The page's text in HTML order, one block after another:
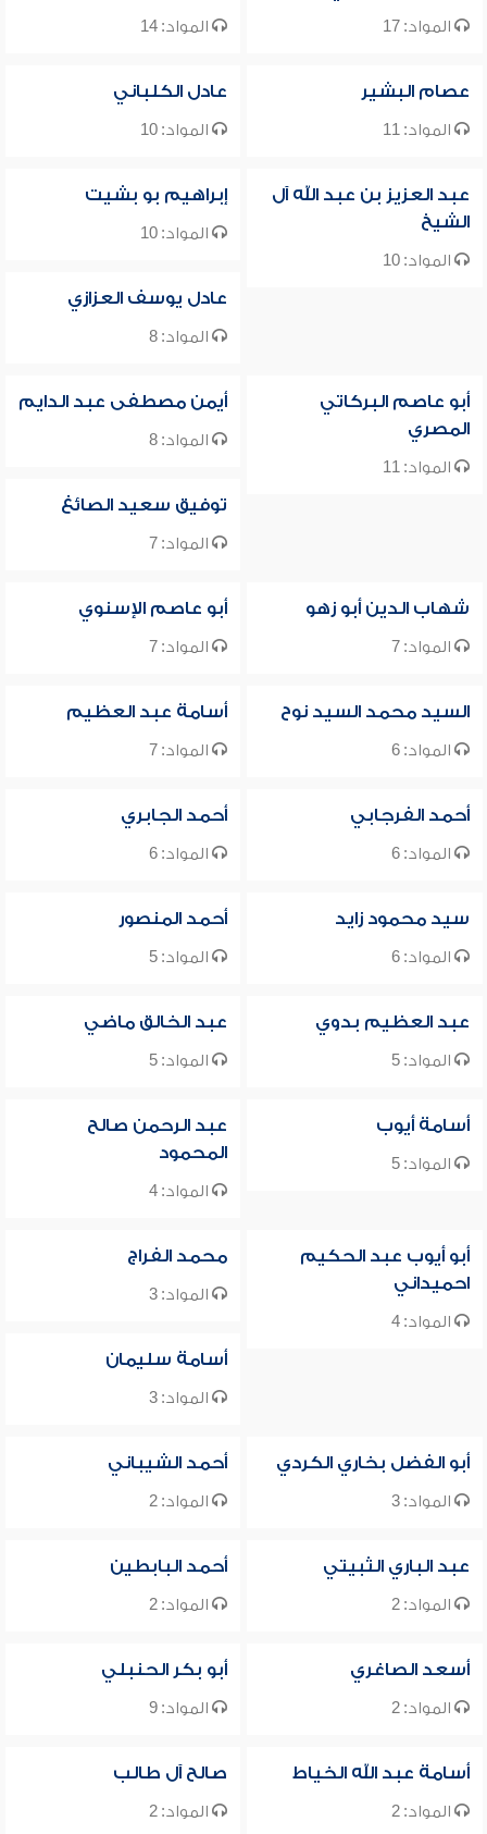
المواد: 17 المواد: 14
عصام البشير
المواد: 11
عادل الكلباني
المواد: 10
عبد العزيز بن عبد الله آل
الشيخ
المواد: 10
إبراهيم بو بشيت
المواد: 10
عادل يوسف العزازي
المواد: 8
أبو عاصم البركاتي
المصري
المواد: 11
أيمن مصطفى عبد الدايم
المواد: 8
توفيق سعيد الصائغ
المواد: 7
شهاب الدين أبو زهو
المواد: 7
أبو عاصم الإسنوي
المواد: 7
السيد محمد السيد نوح
المواد: 6
أسامة عبد العظيم
المواد: 7
أحمد الفرجابي
المواد: 6
أحمد الجابري
المواد: 6
سيد محمود زايد
المواد: 6
أحمد المنصور
المواد: 5
عبد العظيم بدوي
المواد: 5
عبد الخالق ماضي
المواد: 5
أسامة أيوب
المواد: 5
عبد الرحمن صالح
المحمود
المواد: 4
أبو أيوب عبد الحكيم
احميداني
المواد: 4
محمد الفراج
المواد: 3
أسامة سليمان
المواد: 3
أبو الفضل بخاري الكردي
المواد: 3
أحمد الشيباني
المواد: 2
عبد الباري الثبيتي
المواد: 2
أحمد البابطين
المواد: 2
أسعد الصاغري
المواد: 2
أبو بكر الحنبلي
المواد: 9
أسامة عبد الله الخياط
المواد: 2
صالح آل طالب
المواد: 2